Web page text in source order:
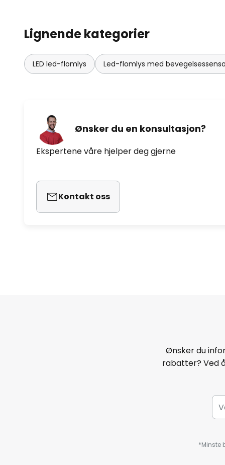
Lignende kategorier
LED led-flomlys Led-flomlys med
Ønsker du en konsultasjon?
Ekspertene våre hjelper deg gjerne
Kontakt oss
Ønsker du
rabatter? Ved
*Minste